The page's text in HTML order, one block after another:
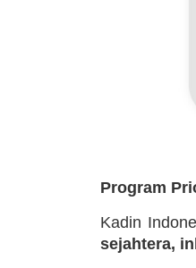
Program
Kadin
sejahtera,